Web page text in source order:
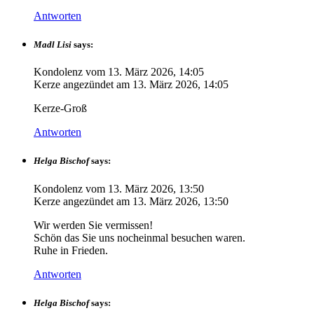
Antworten
Madl Lisi says:
Kondolenz vom 13. März 2026, 14:05
Kerze angezündet am 13. März 2026, 14:05
Kerze-Groß
Antworten
Helga Bischof says:
Kondolenz vom 13. März 2026, 13:50
Kerze angezündet am 13. März 2026, 13:50
Wir werden Sie vermissen!
Schön das Sie uns nocheinmal besuchen waren.
Ruhe in Frieden.
Antworten
Helga Bischof says: